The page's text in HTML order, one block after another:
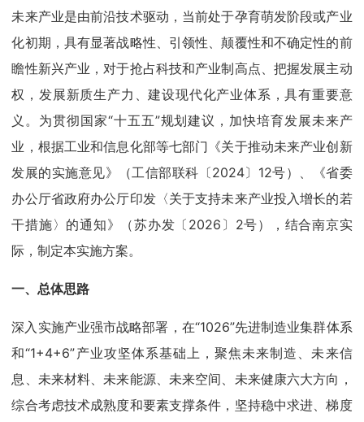
未来产业是由前沿技术驱动，当前处于孕育萌发阶段或产业
化初期，具有显著战略性、引领性、颠覆性和不确定性的前
瞻性新兴产业，对于抢占科技和产业制高点、把握发展主动
权，发展新质生产力、建设现代化产业体系，具有重要意
义。为贯彻国家“十五五”规划建议，加快培育发展未来产
业，根据工业和信息化部等七部门《关于推动未来产业创新
发展的实施意见》（工信部联科〔2024〕12号）、《省委
办公厅省政府办公厅印发〈关于支持未来产业投入增长的若
干措施〉的通知》（苏办发〔2026〕2号），结合南京实
际，制定本实施方案。
一、总体思路
深入实施产业强市战略部署，在“1026”先进制造业集群体系
和“1+4+6”产业攻坚体系基础上，聚焦未来制造、未来信
息、未来材料、未来能源、未来空间、未来健康六大方向，
综合考虑技术成熟度和要素支撑条件，坚持稳中求进、梯度